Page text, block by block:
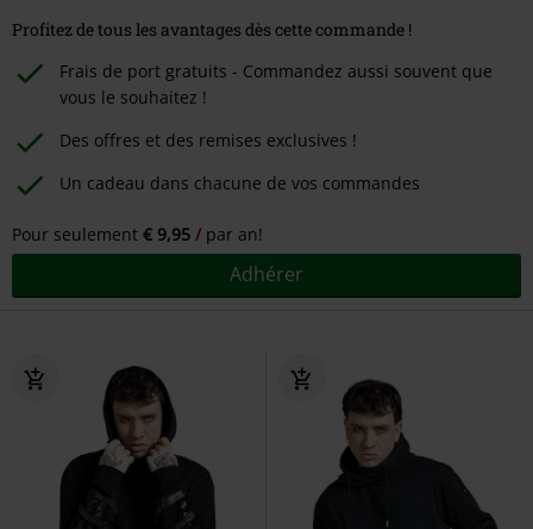
Profitez de tous les avantages dès cette commande !
Frais de port gratuits - Commandez aussi souvent que
vous le souhaitez !
Des offres et des remises exclusives !
Un cadeau dans chacune de vos commandes
Pour seulement € 9,95 par an!
Adhérer